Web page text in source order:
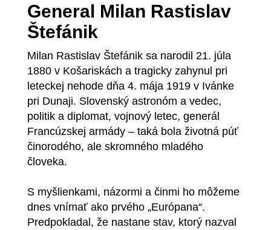
General Milan Rastislav
Štefánik
Milan Rastislav Štefánik sa narodil 21. júla
1880 v Košariskách a tragicky zahynul pri
leteckej nehode dňa 4. mája 1919 v Ivánke
pri Dunaji. Slovenský astronóm a vedec,
politik a diplomat, vojnový letec, generál
Francúzskej armády – taká bola životná púť
činorodého, ale skromného mladého
človeka.
S myšlienkami, názormi a činmi ho môžeme
dnes vnímať ako prvého „Európana“.
Predpokladal, že nastane stav, ktorý nazval